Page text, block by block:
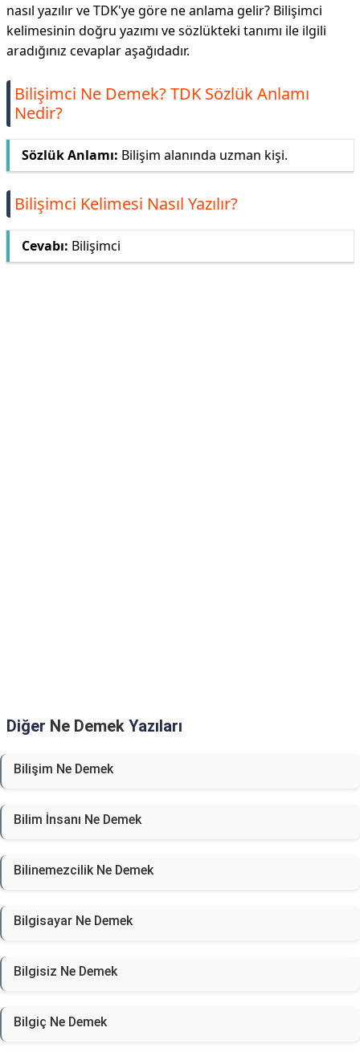
nasıl yazılır ve TDK'ye göre ne anlama gelir? Bilişimci
kelimesinin doğru yazımı ve sözlükteki tanımı ile ilgili
aradığınız cevaplar aşağıdadır.
Bilişimci Ne Demek? TDK Sözlük Anlamı
Nedir?
Sözlük Anlamı: Bilişim alanında uzman kişi.
Bilişimci Kelimesi Nasıl Yazılır?
Cevabı: Bilişimci
Diğer Ne Demek Yazıları
Bilişim Ne Demek
Bilim İnsanı Ne Demek
Bilinemezcilik Ne Demek
Bilgisayar Ne Demek
Bilgisiz Ne Demek
Bilgiç Ne Demek